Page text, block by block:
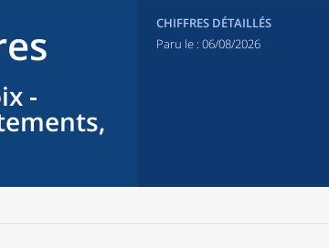
-
CHIFFRES DÉTAILLÉS
Paru le : 06/08/2026